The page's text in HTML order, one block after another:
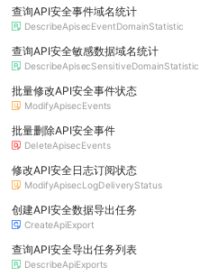
查询API安全事件域名统计
DescribeApisecEventDomainStatistic
查询API安全敏感数据域名统计
DescribeApisecSensitiveDomainStatistic
批量修改API安全事件状态
ModifyApisecEvents
批量删除API安全事件
DeleteApisecEvents
修改API安全日志订阅状态
ModifyApisecLogDeliveryStatus
创建API安全数据导出任务
CreateApiExport
查询API安全导出任务列表
DescribeApiExports